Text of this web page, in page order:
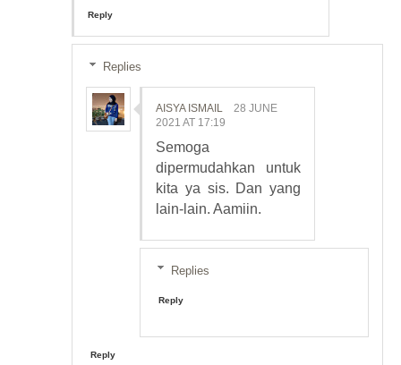
Reply
Replies
AISYA ISMAIL
28 JUNE
2021 AT 17:19
Semoga
dipermudahkan untuk
kita ya sis. Dan yang
lain-lain. Aamiin.
Replies
Reply
Reply